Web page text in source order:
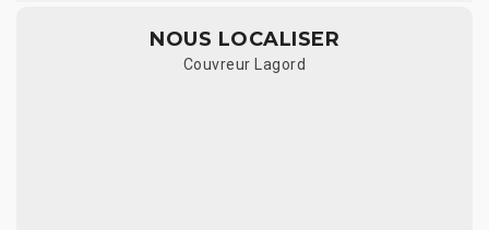
NOUS LOCALISER
Couvreur Lagord